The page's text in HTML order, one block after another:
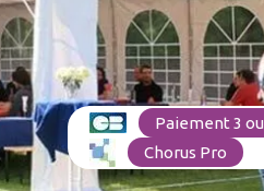
Paiement 3
Chorus Pro